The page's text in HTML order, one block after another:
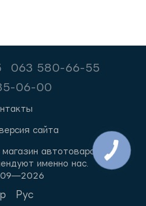
063 580-66-55
06-00
сайта
автотоваров.
именно нас.
Рус